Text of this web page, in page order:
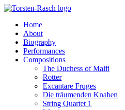
Home
About
Biography
Performances
Compositions
The Duchess of Malfi
Rotter
Excantare Fruges
Die träumenden Knaben
String Quartet 1